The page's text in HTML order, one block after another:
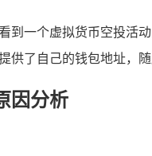
到一个虚拟货币空投活
供了自己的钱包地址，
因分析